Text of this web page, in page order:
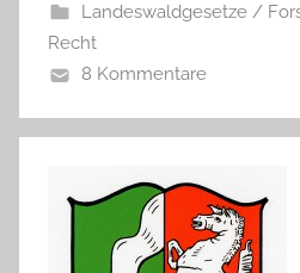
Landeswaldgesetze /
Recht
8 Kommentare